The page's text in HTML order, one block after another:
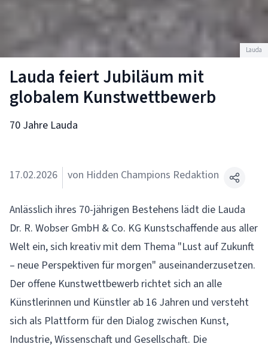
Lauda
Lauda feiert Jubiläum mit
globalem Kunstwettbewerb
70 Jahre Lauda
17.02.2026 von Hidden Champions Redaktion
Anlässlich ihres 70-jährigen Bestehens lädt die Lauda
Dr. R. Wobser GmbH & Co. KG Kunstschaffende aus aller
Welt ein, sich kreativ mit dem Thema "Lust auf Zukunft
– neue Perspektiven für morgen" auseinanderzusetzen.
Der offene Kunstwettbewerb richtet sich an alle
Künstlerinnen und Künstler ab 16 Jahren und versteht
sich als Plattform für den Dialog zwischen Kunst,
Industrie, Wissenschaft und Gesellschaft. Die